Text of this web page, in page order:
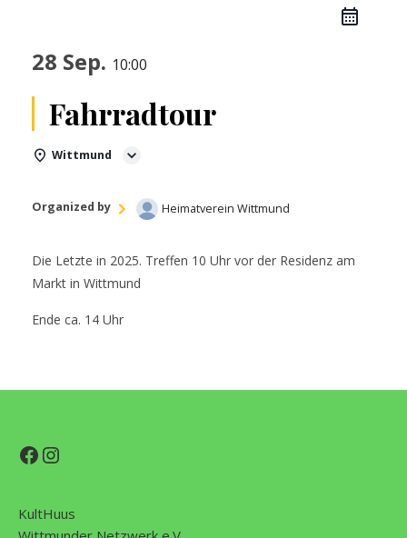
28 Sep. 10:00
Fahrradtour
Wittmund
Organized by Heimatverein Wittmund
Die Letzte in 2025. Treffen 10 Uhr vor der Residenz am
Markt in Wittmund
Ende ca. 14 Uhr
Facebook
Instagram
KultHuus